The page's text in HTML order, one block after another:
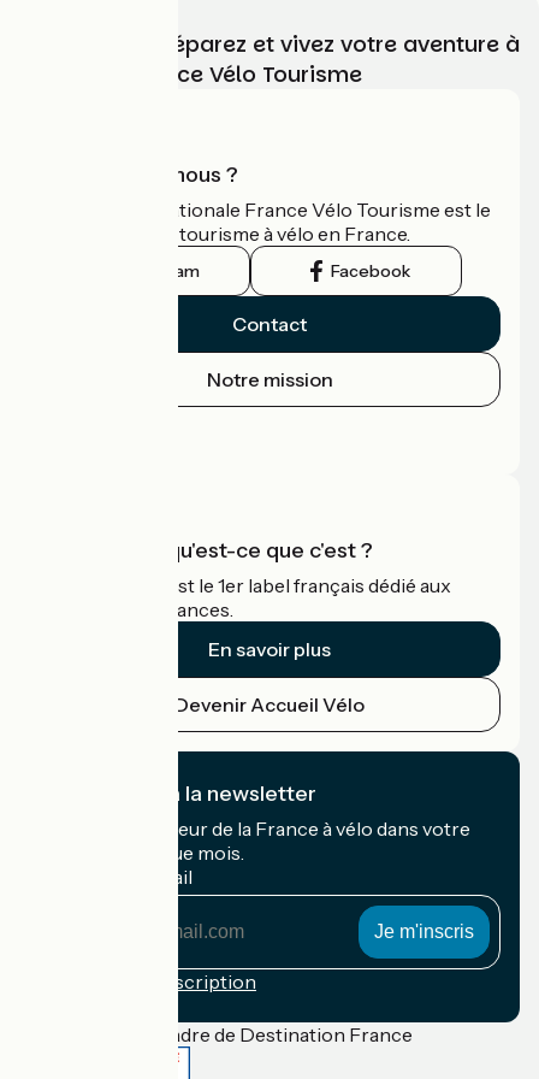
Choisissez, préparez et vivez votre aventure à
vélo avec France Vélo Tourisme
Qui sommes-nous ?
L'association nationale France Vélo Tourisme est le
guide officiel du tourisme à vélo en France.
Instagram Facebook
Contact
Notre mission
Accueil Vélo qu'est-ce que c'est ?
Accueil Vélo c'est le 1er label français dédié aux
cyclistes en vacances.
En savoir plus
Devenir Accueil Vélo
Je m'abonne à la newsletter
Recevez le meilleur de la France à vélo dans votre
boîte mail chaque mois.
Mon adresse mail
Conditions d'inscription
Financé dans le cadre de Destination France